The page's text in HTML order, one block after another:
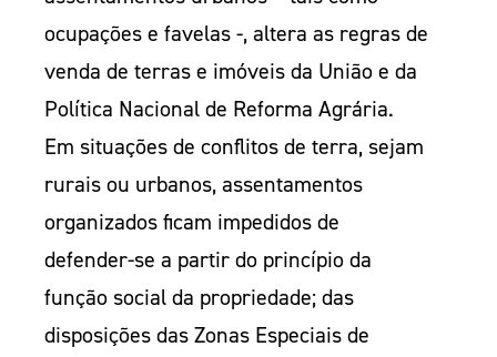
ocupações e favelas -, altera as regras de
venda de terras e imóveis da União e da
Política Nacional de Reforma Agrária.
Em situações de conflitos de terra, sejam
rurais ou urbanos, assentamentos
organizados ficam impedidos de
defender-se a partir do princípio da
função social da propriedade; das
disposições das Zonas Especiais de